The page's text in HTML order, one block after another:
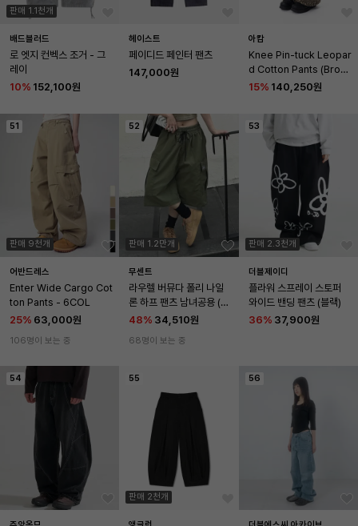
판매 1.1천개
배드블러드
로 엣지 컨벡스 조거 - 그
레이
10% 152,100원
헤이스트
페이디드 페인터 팬츠
147,000원
아캄
Knee Pin-tuck Leopar
d Cotton Pants (Brow
n)
15% 140,250원
51
판매 9천개
어반드레스
Enter Wide Cargo Cot
ton Pants - 6COL
25% 63,000원
106명이 보는 중
52
판매 1.2만개
무센트
라우렐 버뮤다 폴리 나일
론 하프 팬츠 남녀공용 (4
컬러)
48% 34,510원
68명이 보는 중
53
판매 2.3천개
더블제이디
플라워 스프레이 스토퍼
와이드 밴딩 팬츠 (블랙)
36% 37,900원
54 55
판매 2천개
56